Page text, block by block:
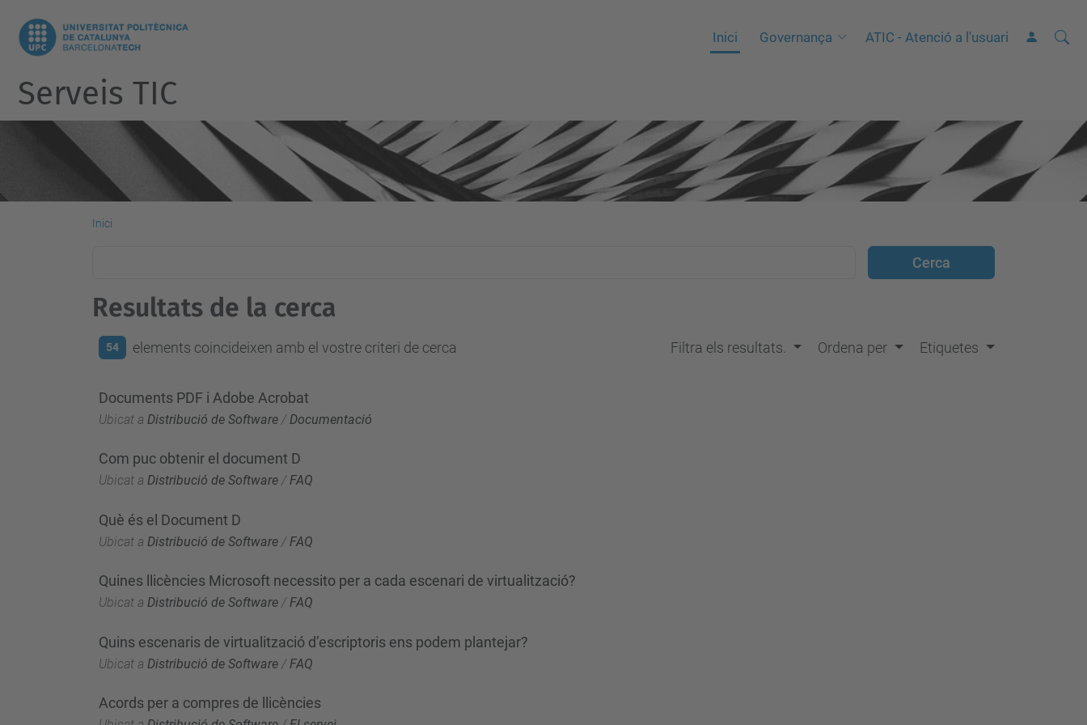
Inici Governança ATIC - Atenció a l'usuari Cerca
C
a
Serveis TIC
Inici
Resultats de la cerca
54 elements coincideixen amb el vostre criteri de cerca Filtra els resultats. Ordena per Etiquetes
Documents PDF i Adobe Acrobat
Ubicat a Distribució de Software / Documentació
Com puc obtenir el document D
Ubicat a Distribució de Software /FAQ
Què és el Document D
Ubicat a Distribució de Software / FAQ
Quines llicències Microsoft necessito per a cada escenari de virtualització?
Ubicat a Distribució de Software /FAQ
Quins escenaris de virtualització d’escriptoris ens podem plantejar?
Ubicat a Distribució de Software / FAQ
Acords per a compres de llicències